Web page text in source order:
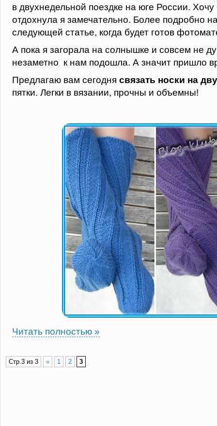
в двухнедельной поездке на юге России. Хочу
отдохнула я замечательно. Более подробно
следующей статье, когда будет готов
А пока я загорала на солнышке и совсем не
незаметно к нам подошла. А значит пришло
Предлагаю вам сегодня связать носки на
пятки. Легки в вязании, прочны и объемны!
Читать полностью »
Стр.3 из 3 « 1 2 3